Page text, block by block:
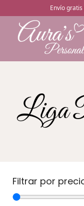
Envío
Liga
Filtrar por